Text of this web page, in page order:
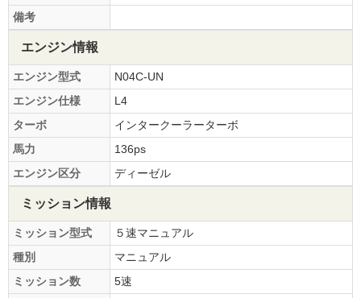
備考
エンジン情報
エンジン型式
N04C-UN
エンジン仕様
L4
ターボ
インタークーラーターボ
馬力
136ps
エンジン区分
ディーゼル
ミッション情報
ミッション型式
５速マニュアル
種別
マニュアル
ミッション数
5速